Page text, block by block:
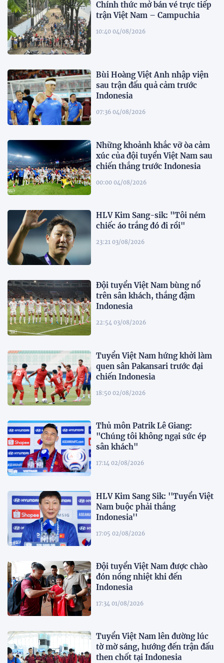
Chính thức mở bán vé trực tiếp
trận Việt Nam – Campuchia
10:40 04/08/2026
Bùi Hoàng Việt Anh nhập viện
sau trận đấu quả cảm trước
Indonesia
07:36 04/08/2026
Những khoảnh khắc vỡ òa cảm
xúc của đội tuyển Việt Nam sau
chiến thắng trước Indonesia
00:00 04/08/2026
HLV Kim Sang-sik: "Tôi ném
chiếc áo trắng đó đi rồi"
23:21 03/08/2026
Đội tuyển Việt Nam bùng nổ
trên sân khách, thắng đậm
Indonesia
22:54 03/08/2026
Tuyển Việt Nam hứng khởi làm
quen sân Pakansari trước đại
chiến Indonesia
18:50 02/08/2026
Thủ môn Patrik Lê Giang:
"Chúng tôi không ngại sức ép
sân khách"
17:14 02/08/2026
HLV Kim Sang Sik: ''Tuyển Việt
Nam buộc phải thắng
Indonesia''
17:05 02/08/2026
Đội tuyển Việt Nam được chào
đón nồng nhiệt khi đến
Indonesia
17:34 01/08/2026
Tuyển Việt Nam lên đường lúc
tờ mờ sáng, hướng đến trận đấu
then chốt tại Indonesia